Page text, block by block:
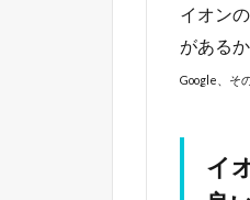
イオン
がある
Google、そ
イ